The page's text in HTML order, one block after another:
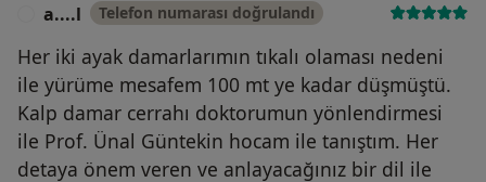
a....l Telefon numarası doğrulandı
Her iki ayak damarlarımın tıkalı olaması nedeni
ile yürüme mesafem 100 mt ye kadar düşmüştü.
Kalp damar cerrahı doktorumun yönlendirmesi
ile Prof. Ünal Güntekin hocam ile tanıştım. Her
detaya önem veren ve anlayacağınız bir dil ile